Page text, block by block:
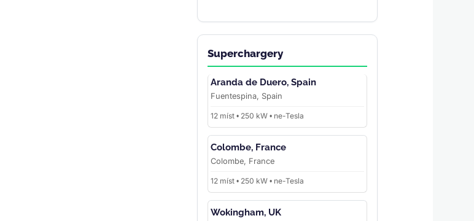
Superchargery
Aranda de Duero, Spain
Fuentespina, Spain
12 míst • 250 kW • ne-Tesla
Colombe, France
Colombe, France
12 míst • 250 kW • ne-Tesla
Wokingham, UK